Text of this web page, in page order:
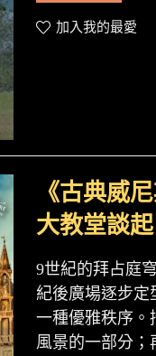
加入我的最愛
《古典威
大教堂談起
9世紀的拜占庭
紀後廣場逐步定
一種優雅秩序。
風景的一部分；